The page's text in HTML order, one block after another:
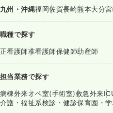
九州・沖縄福岡佐賀長崎熊本大分
職種で探す
正看護師准看護師保健師助産師
担当業務で探す
病棟外来オペ室(手術室)救急外来
介護・福祉系検診・健診保育園・